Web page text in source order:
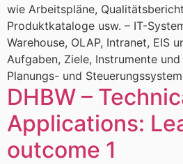
wie Arbeitspläne,
Produktkataloge usw. – IT-
Warehouse, OLAP, Intranet, EIS
Aufgaben, Ziele, Instrumente
Planungs- und
DHBW –
Applications:
outcome 1